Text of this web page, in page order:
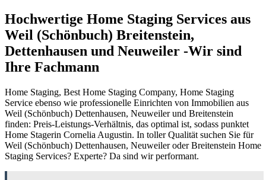
Hochwertige Home Staging Services aus
Weil (Schönbuch) Breitenstein,
Dettenhausen und Neuweiler -Wir sind
Ihre Fachmann
Home Staging, Best Home Staging Company, Home Staging
Service ebenso wie professionelle Einrichten von Immobilien aus
Weil (Schönbuch) Dettenhausen, Neuweiler und Breitenstein
finden: Preis-Leistungs-Verhältnis, das optimal ist, sodass punktet
Home Stagerin Cornelia Augustin. In toller Qualität suchen Sie für
Weil (Schönbuch) Dettenhausen, Neuweiler oder Breitenstein Home
Staging Services? Experte? Da sind wir performant.